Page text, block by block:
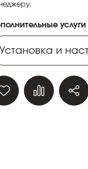
услуги
Установка и
Установка и
Установка и